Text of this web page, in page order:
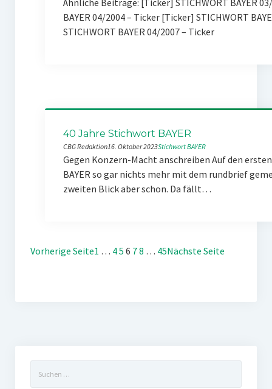
BAYER 04/2004 – Ticker [Ticker] STICHWORT
STICHWORT BAYER 04/2007 – Ticker
40 Jahre Stichwort BAYER
CBG Redaktion16. Oktober 2023Stichwort BAYER
Gegen Konzern-Macht anschreiben Auf den
BAYER so gar nichts mehr mit dem rundbrief
zweiten Blick aber schon. Da fällt…
Vorherige Seite1 … 45 6 78 … 45Nächste Seite
nach: